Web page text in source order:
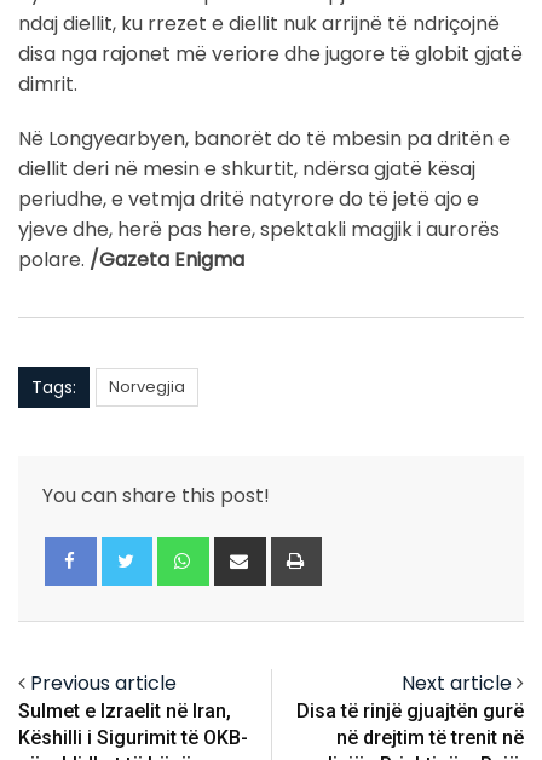
ndaj diellit, ku rrezet e diellit nuk arrijnë të ndriçojnë
disa nga rajonet më veriore dhe jugore të globit gjatë
dimrit.
Në Longyearbyen, banorët do të mbesin pa dritën e
diellit deri në mesin e shkurtit, ndërsa gjatë kësaj
periudhe, e vetmja dritë natyrore do të jetë ajo e
yjeve dhe, herë pas here, spektakli magjik i aurorës
polare. /Gazeta Enigma
Tags: Norvegjia
You can share this post!
Whatsapp
Share
via
Previous article
Sulmet e Izraelit në Iran,
Këshilli i Sigurimit të OKB-
Next article
Disa të rinjë gjuajtën gurë
në drejtim të trenit në